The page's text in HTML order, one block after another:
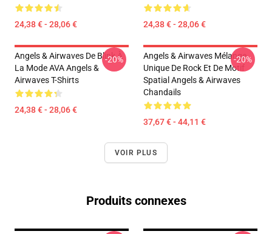
24,38 € - 28,06 € 24,38 € - 28,06 €
Angels & Airwaves De Blink À
La Mode AVA Angels &
Airwaves T-Shirts
24,38 € - 28,06 €
-20%
Angels & Airwaves Mélange
Unique De Rock Et De Motif
Spatial Angels & Airwaves
Chandails
37,67 € - 44,11 €
-20%
VOIR PLUS
Produits connexes